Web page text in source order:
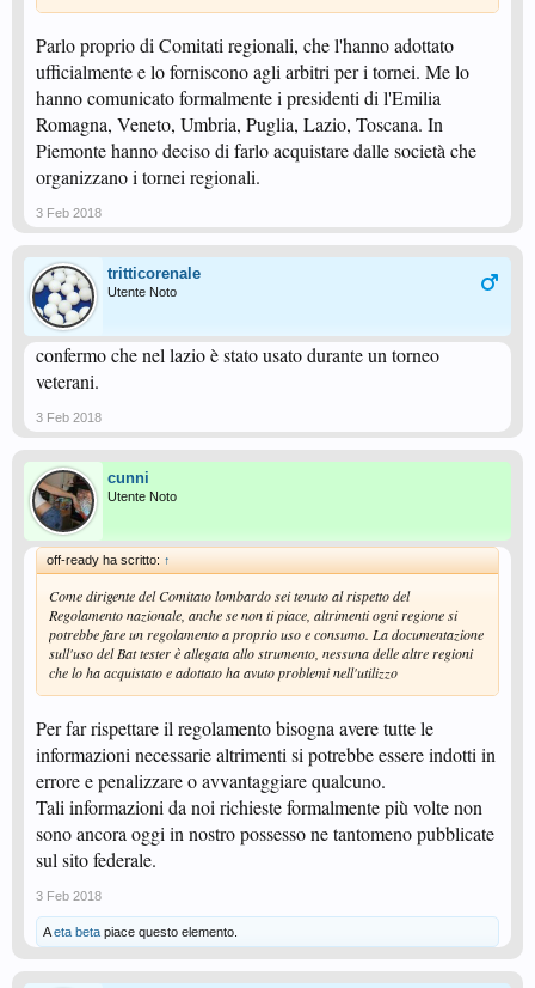
Parlo proprio di Comitati regionali, che l'hanno adottato
ufficialmente e lo forniscono agli arbitri per i tornei. Me lo
hanno comunicato formalmente i presidenti di l'Emilia
Romagna, Veneto, Umbria, Puglia, Lazio, Toscana. In
Piemonte hanno deciso di farlo acquistare dalle società che
organizzano i tornei regionali.
3 Feb 2018
tritticorenale
Utente Noto
confermo che nel lazio è stato usato durante un torneo
veterani.
3 Feb 2018
cunni
Utente Noto
off-ready ha scritto: ↑
Come dirigente del Comitato lombardo sei tenuto al rispetto del
Regolamento nazionale, anche se non ti piace, altrimenti ogni regione si
potrebbe fare un regolamento a proprio uso e consumo. La documentazione
sull'uso del Bat tester è allegata allo strumento, nessuna delle altre regioni
che lo ha acquistato e adottato ha avuto problemi nell'utilizzo
Per far rispettare il regolamento bisogna avere tutte le
informazioni necessarie altrimenti si potrebbe essere indotti in
errore e penalizzare o avvantaggiare qualcuno.
Tali informazioni da noi richieste formalmente più volte non
sono ancora oggi in nostro possesso ne tantomeno pubblicate
sul sito federale.
3 Feb 2018
Aeta beta piace questo elemento.